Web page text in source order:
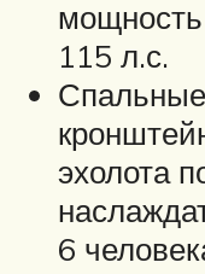
мощность
115 л.с.
эхолота
6